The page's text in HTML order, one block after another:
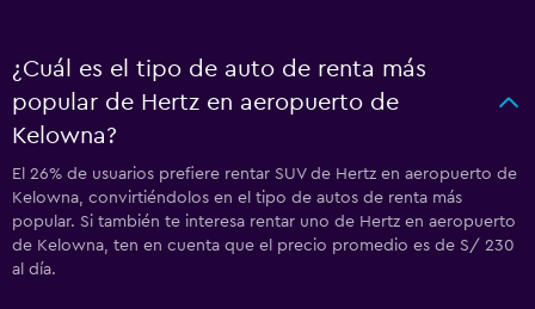
¿Cuál es el tipo de auto de renta más
popular de Hertz en aeropuerto de
Kelowna?
El 26% de usuarios prefiere rentar SUV de Hertz en aeropuerto de
Kelowna, convirtiéndolos en el tipo de autos de renta más
popular. Si también te interesa rentar uno de Hertz en aeropuerto
de Kelowna, ten en cuenta que el precio promedio es de S/ 230
al día.